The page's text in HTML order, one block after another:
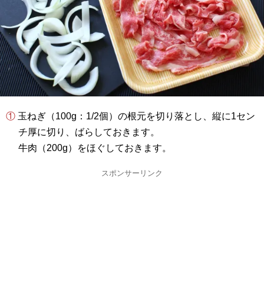
① 玉ねぎ（100g：1/2個）の根元を切り落とし、縦に1セン
チ厚に切り、ばらしておきます。
牛肉（200g）をほぐしておきます。
スポンサーリンク